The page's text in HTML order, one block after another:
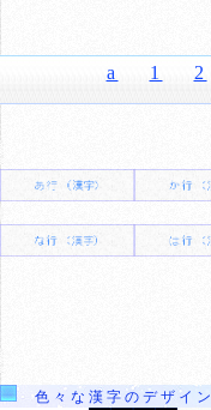
a 1 2
色々な漢字のデザイン